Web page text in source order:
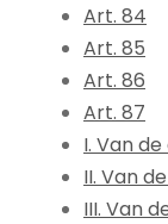
Art. 84
Art. 85
Art. 86
Art. 87
I. Van
II. Van
III. Van